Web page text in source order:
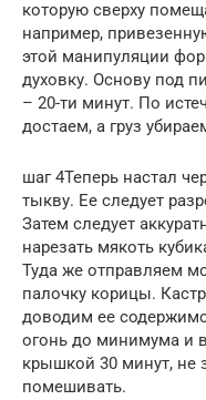
которую сверху
например,
этой манипуляции
духовку. Основу под
– 20-ти минут. По
достаем, а груз
шаг 4Теперь настал
тыкву. Ее следует
Затем следует
нарезать мякоть
Туда же отправляем
палочку корицы.
доводим ее
огонь до минимума и
крышкой 30 минут, не
помешивать.